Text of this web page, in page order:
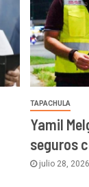
TAPACHULA
Yamil
seguros
julio 28, 2026